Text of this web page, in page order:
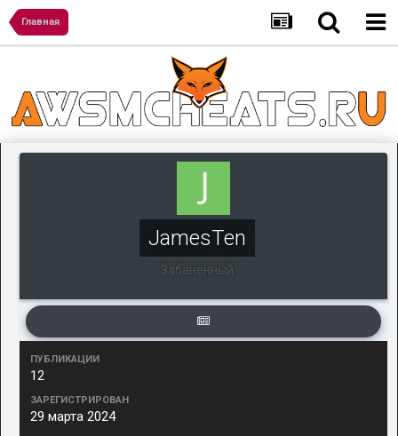
Главная
JamesTen
Забаненный
ПУБЛИКАЦИИ
12
ЗАРЕГИСТРИРОВАН
29 марта 2024